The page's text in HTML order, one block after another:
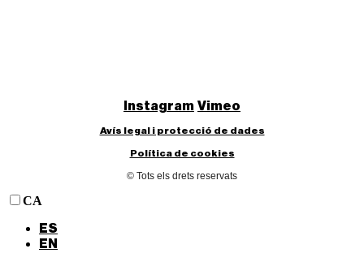
Instagram Vimeo
Avís legal i protecció de dades
Política de cookies
© Tots els drets reservats
CA
ES
EN